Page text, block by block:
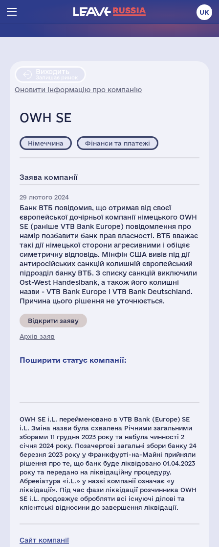
UK
Виходить
Залишає ринок
Оновити інформацію про компанію
OWH SE
OWH SE i.L. перейменовано в VTB Bank (Europe) SE
i.L. Зміна назви була схвалена Річними загальними
зборами 11 грудня 2023 року та набула чинності 2
січня 2024 року. Позачергові загальні збори банку 24
березня 2023 року у Франкфурті-на-Майні прийняли
рішення про те, що банк буде ліквідовано 01.04.2023
року та передано на ліквідаційну процедуру.
Абревіатура «i.L.» у назві компанії означає «у
ліквідації». Під час фази ліквідації розчинника OWH
SE i.L. продовжує обробляти всі існуючі ділові та
клієнтські відносини до завершення ліквідації.
Сайт компанії
Німеччина Фінанси та платежі
Заява компанії
29 лютого 2024
Банк ВТБ повідомив, що отримав від своєї
європейської дочірньої компанії німецького OWH
SE (раніше VTB Bank Europe) повідомлення про
намір позбавити банк прав власності. ВТБ вважає
такі дії німецької сторони агресивними і обіцяє
симетричну відповідь. Мінфін США вивів під дії
антиросійських санкцій колишній європейський
підрозділ банку ВТБ. З списку санкцій виключили
Ost-West Handeslbank, а також його колишні
назви - VTB Bank Europe і VTB Bank Deutschland.
Причина цього рішення не уточнюється.
Відкрити заяву
Архів заяв
Поширити статус компанії: